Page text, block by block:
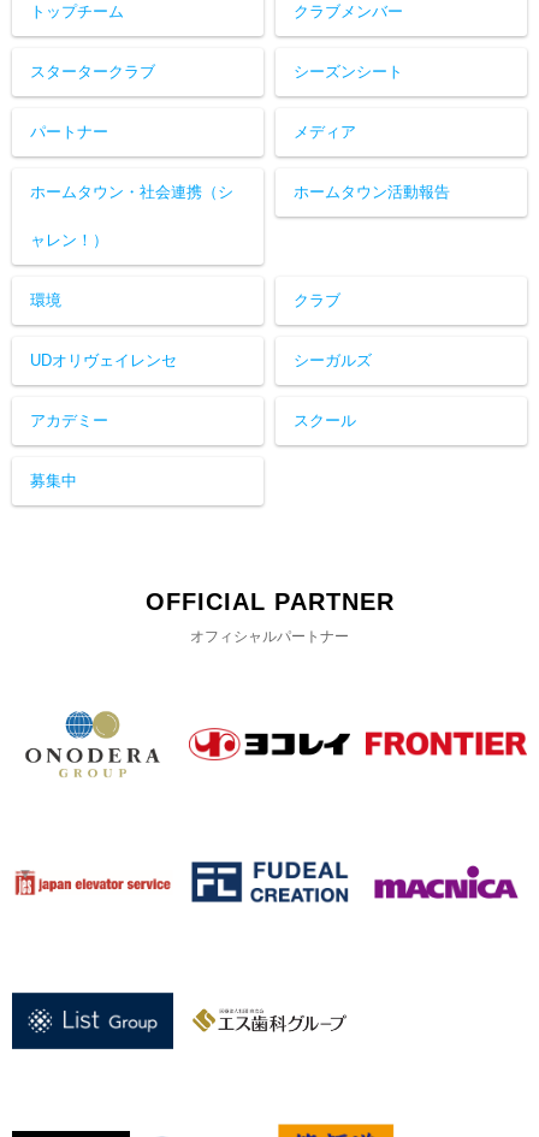
トップチーム クラブメンバー
スタータークラブ シーズンシート
パートナー メディア
ホームタウン・社会連携（シ
ャレン！）
ホームタウン活動報告
環境 クラブ
UDオリヴェイレンセ シーガルズ
アカデミー スクール
募集中
OFFICIAL PARTNER
オフィシャルパートナー